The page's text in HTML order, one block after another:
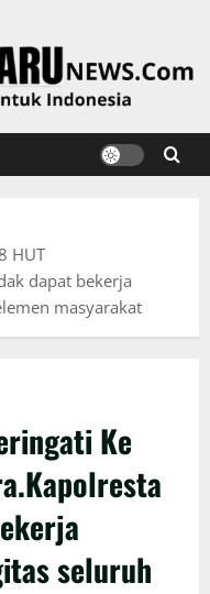
HUT
dapat bekerja
masyarakat
Ke
seluruh